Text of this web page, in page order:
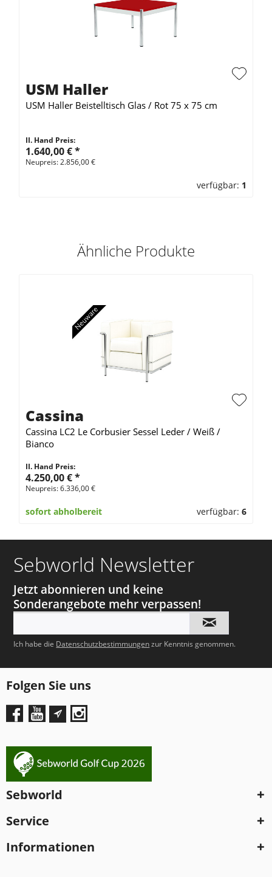
USM Haller
USM Haller Beistelltisch Glas / Rot 75 x 75 cm
II. Hand Preis:
1.640,00 €*
Neupreis: 2.856,00 €
verfügbar: 1
Ähnliche Produkte
Cassina
Cassina LC2 Le Corbusier Sessel Leder / Weiß /
Bianco
II. Hand Preis:
4.250,00 €*
Neupreis: 6.336,00 €
sofort abholbereit verfügbar: 6
Sebworld Newsletter
Jetzt abonnieren und keine
Sonderangebote mehr verpassen!
Ich habe die Datenschutzbestimmungenzur Kenntnis genommen.
Folgen Sie uns
Sebworld
Service
Informationen